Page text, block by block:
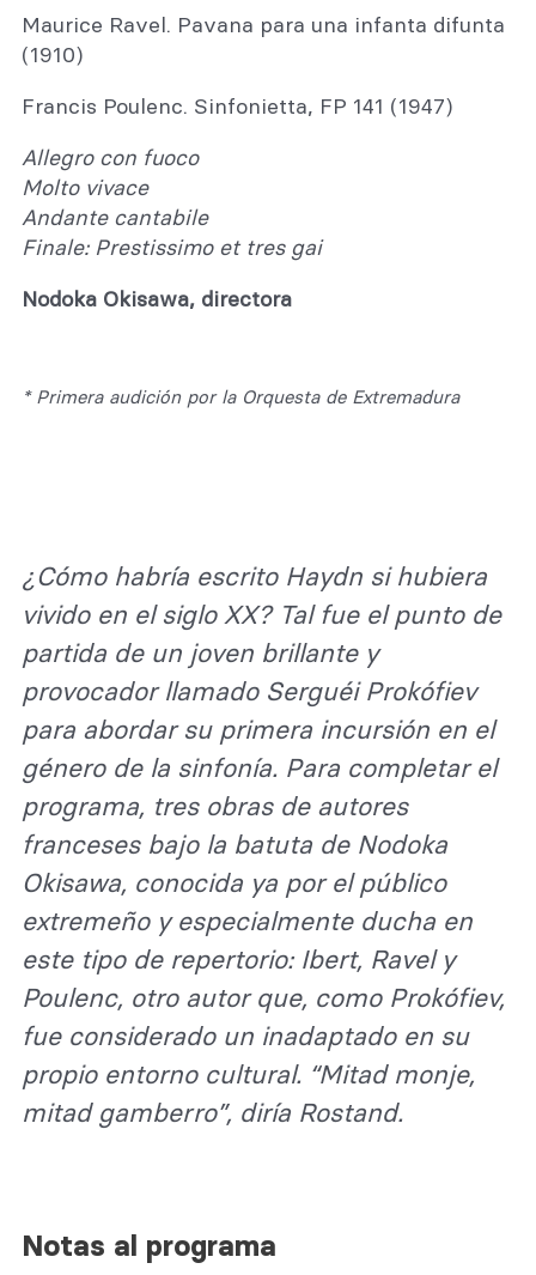
Maurice Ravel. Pavana para una infanta difunta
(1910)
Francis Poulenc. Sinfonietta, FP 141 (1947)
Allegro con fuoco
Molto vivace
Andante cantabile
Finale: Prestissimo et tres gai
Nodoka Okisawa, directora
* Primera audición por la Orquesta de Extremadura
¿Cómo habría escrito Haydn si hubiera
vivido en el siglo XX? Tal fue el punto de
partida de un joven brillante y
provocador llamado Serguéi Prokófiev
para abordar su primera incursión en el
género de la sinfonía. Para completar el
programa, tres obras de autores
franceses bajo la batuta de Nodoka
Okisawa, conocida ya por el público
extremeño y especialmente ducha en
este tipo de repertorio: Ibert, Ravel y
Poulenc, otro autor que, como Prokófiev,
fue considerado un inadaptado en su
propio entorno cultural. “Mitad monje,
mitad gamberro”, diría Rostand.
Notas al programa